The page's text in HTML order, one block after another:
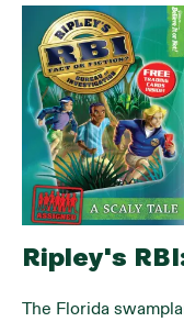
Ripley's
The Florida